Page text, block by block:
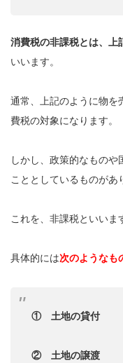
消費税の非課税とは、上
いいます。
通常、上記のように物を
費税の対象になります。
しかし、政策的なもの
こととしているものがあ
これを、非課税といいま
具体的には次のようなも
① 土地の貸付
② 土地の譲渡